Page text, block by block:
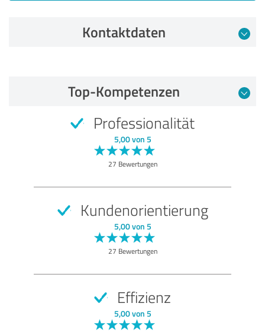
Kontaktdaten
Empfehlung
Durchführung
Top-Kompetenzen
Professionalität
5,00 von 5
27 Bewertungen
Kundenorientierung
5,00 von 5
27 Bewertungen
Effizienz
5,00 von 5